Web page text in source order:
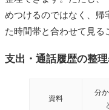
めつけるのではなく、帰
た時間帯と合わせて見る
支出・通話履歴の整
資料
分